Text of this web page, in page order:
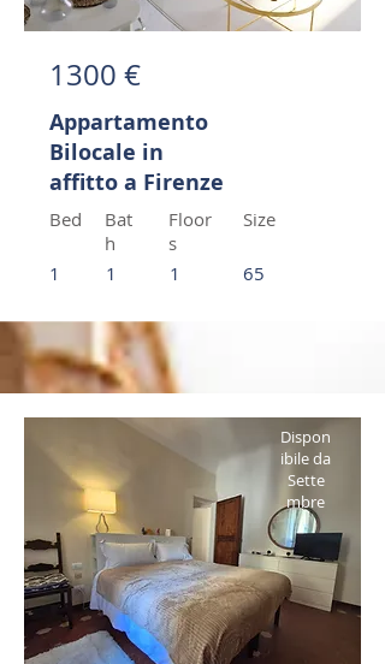
1300 €
Appartamento
Bilocale in
affitto a Firenze
Bed
1
Bat
h
1
Floor
s
1
Size
65
Dispon
ibile da
Sette
mbre